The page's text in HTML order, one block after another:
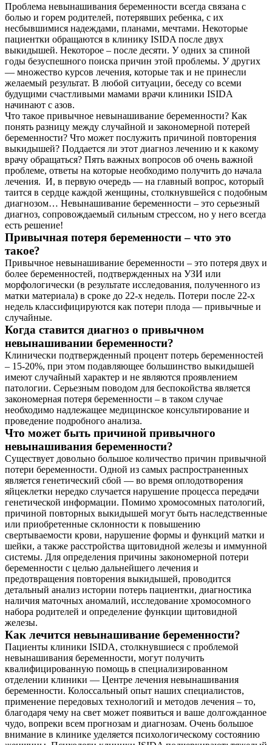
Проблема невынашивания беременности всегда связана с
болью и горем родителей, потерявших ребенка, с их
несбывшимися надеждами, планами, мечтами. Некоторые
пациентки обращаются в клинику ISIDA после двух
выкидышей. Некоторое – после десяти. У одних за спиной
годы безуспешного поиска причин этой проблемы. У других
— множество курсов лечения, которые так и не принесли
желаемый результат. В любой ситуации, беседу со всеми
будущими счастливыми мамами врачи клиники ISIDA
начинают с азов.
Что такое привычное невынашивание беременности? Как
понять разницу между случайной и закономерной потерей
беременности? Что может послужить причиной повторения
выкидышей? Поддается ли этот диагноз лечению и к какому
врачу обращаться? Пять важных вопросов об очень важной
проблеме, ответы на которые необходимо получить до начала
лечения. И, в первую очередь — на главный вопрос, который
таится в сердце каждой женщины, столкнувшейся с подобным
диагнозом… Невынашивание беременности – это серьезный
диагноз, сопровождаемый сильным стрессом, но у него всегда
есть решение!
Привычная потеря беременности – что это
такое?
Привычное невынашивание беременности – это потеря двух и
более беременностей, подтвержденных на УЗИ или
морфологически (в результате исследования, полученного из
матки материала) в сроке до 22-х недель. Потери после 22-х
недель классифицируются как потери плода — привычные и
случайные.
Когда ставится диагноз о привычном
невынашивании беременности?
Клинически подтвержденный процент потерь беременностей
– 15-20%, при этом подавляющее большинство выкидышей
имеют случайный характер и не являются проявлением
патологии. Серьезным поводом для беспокойства является
закономерная потеря беременности – в таком случае
необходимо надлежащее медицинское консультирование и
проведение подробного анализа.
Что может быть причиной привычного
невынашивания беременности?
Существует довольно большое количество причин привычной
потери беременности. Одной из самых распространенных
является генетический сбой — во время оплодотворения
яйцеклетки нередко случается нарушение процесса передачи
генетической информации. Помимо хромосомных патологий,
причиной повторных выкидышей могут быть наследственные
или приобретенные склонности к повышению
свертываемости крови, нарушение формы и функций матки и
шейки, а также расстройства щитовидной железы и иммунной
системы. Для определения причины закономерной потери
беременности с целью дальнейшего лечения и
предотвращения повторения выкидышей, проводится
детальный анализ истории потерь пациентки, диагностика
наличия маточных аномалий, исследование хромосомного
набора родителей и определение функции щитовидной
железы.
Как лечится невынашивание беременности?
Пациенты клиники ISIDA, столкнувшиеся с проблемой
невынашивания беременности, могут получить
квалифицированную помощь в специализированном
отделении клиники — Центре лечения невынашивания
беременности. Колоссальный опыт наших специалистов,
применение передовых технологий и методов лечения – то,
благодаря чему на свет может появиться и ваше долгожданное
чудо, вопреки всем прогнозам и диагнозам. Очень большое
внимание в клинике уделяется психологическому состоянию